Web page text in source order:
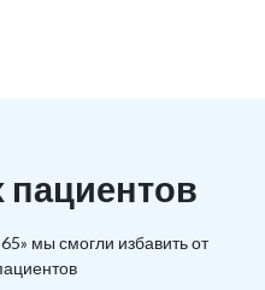
пациентов
мы смогли избавить от